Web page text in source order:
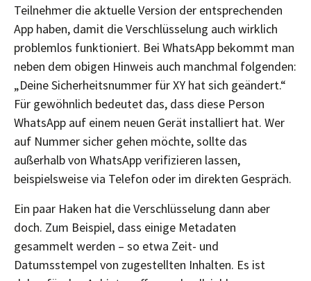
Teilnehmer die aktuelle Version der entsprechenden
App haben, damit die Verschlüsselung auch wirklich
problemlos funktioniert. Bei WhatsApp bekommt man
neben dem obigen Hinweis auch manchmal folgenden:
„Deine Sicherheitsnummer für XY hat sich geändert.“
Für gewöhnlich bedeutet das, dass diese Person
WhatsApp auf einem neuen Gerät installiert hat. Wer
auf Nummer sicher gehen möchte, sollte das
außerhalb von WhatsApp verifizieren lassen,
beispielsweise via Telefon oder im direkten Gespräch.
Ein paar Haken hat die Verschlüsselung dann aber
doch. Zum Beispiel, dass einige Metadaten
gesammelt werden – so etwa Zeit- und
Datumsstempel von zugestellten Inhalten. Es ist